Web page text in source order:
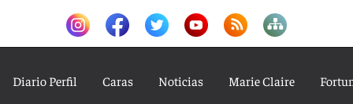
Diario Perfil Caras Noticias Marie Claire